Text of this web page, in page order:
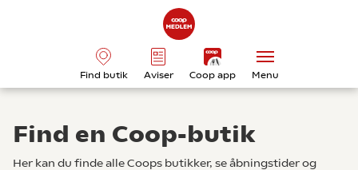
Find butik Aviser Coop app Menu
Find en Coop-butik
Her kan du finde alle Coops butikker, se åbningstider og